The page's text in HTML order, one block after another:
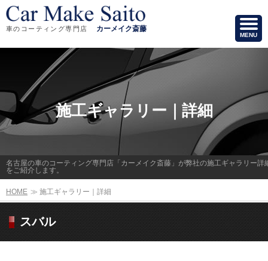
車のコーティング専門店 カーメイク斎藤
MENU
名古屋の車のコーティング専門店「カーメイク斎藤」が弊社の施工ギャラリー詳
をご紹介します。
施工ギャラリー｜詳細
HOME ≫ 施工ギャラリー｜詳細
スバル